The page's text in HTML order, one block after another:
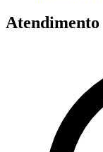
Atendimento